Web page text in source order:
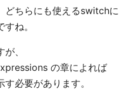
どちらにも使えるswitchに
ね。
、
の章によれば
必要があります。